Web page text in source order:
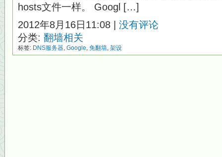
hosts文件一样。 Googl […]
2012年8月16日11:08 | 没有评论
分类: 翻墙相关
标签: DNS服务器, Google, 免翻墙, 架设